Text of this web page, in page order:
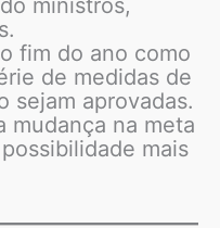
ministros,
fim do ano como
de medidas de
sejam aprovadas.
mudança na meta
mais